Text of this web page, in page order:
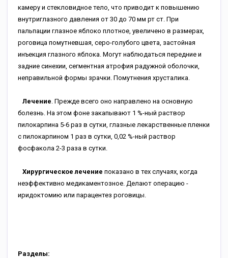
камеру и стекловидное тело, что приводит к повышению
внутриглазного давления от 30 до 70 мм рт ст. При
пальпации глазное яблоко плотное, увеличено в размерах,
роговица помутневшая, серо-голубого цвета, застойная
инъекция глазного яблока. Могут наблюдаться передние и
задние синехии, сегментная атрофия радужной оболочки,
неправильной формы зрачки. Помутнения хрусталика.
Лечение. Прежде всего оно направлено на основную
болезнь. На этом фоне закапывают 1 %-ный раствор
пилокарпина 5-6 раз в сутки, глазные лекарственные пленки
с пилокарпином 1 раз в сутки, 0,02 %-ный раствор
фосфакола 2-3 раза в сутки.
Хирургическое лечение показано в тех случаях, когда
неэффективно медикаментозное. Делают операцию -
иридоктомию или парацентез роговицы.
Разделы: